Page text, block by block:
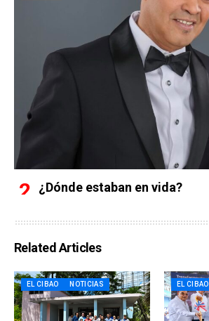
¿Dónde estaban en vida?
Related Articles
EL CIBAO NOTICIAS EL CIBAO